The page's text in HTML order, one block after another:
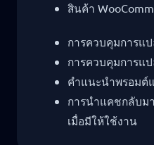
สินค้า
การควบคุมการแ
การควบคุมการแ
คำแนะนำพรอมต์
การนำแคชกลับม
เมื่อมีให้ใช้งาน